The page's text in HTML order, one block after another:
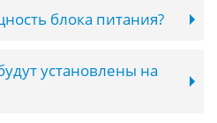
блока питания?
установлены на